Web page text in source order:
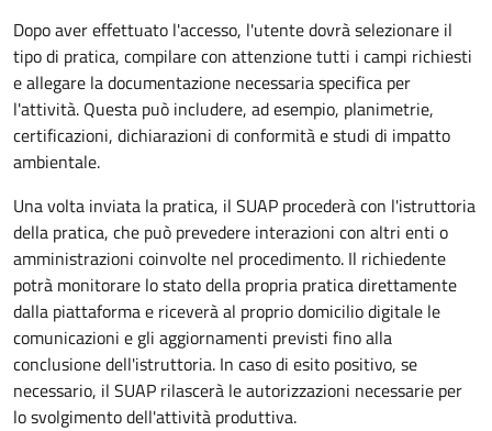
Dopo aver effettuato l'accesso, l'utente dovrà selezionare il
tipo di pratica, compilare con attenzione tutti i campi richiesti
e allegare la documentazione necessaria specifica per
l'attività. Questa può includere, ad esempio, planimetrie,
certificazioni, dichiarazioni di conformità e studi di impatto
ambientale.
Una volta inviata la pratica, il SUAP procederà con l'istruttoria
della pratica, che può prevedere interazioni con altri enti o
amministrazioni coinvolte nel procedimento. Il richiedente
potrà monitorare lo stato della propria pratica direttamente
dalla piattaforma e riceverà al proprio domicilio digitale le
comunicazioni e gli aggiornamenti previsti fino alla
conclusione dell'istruttoria. In caso di esito positivo, se
necessario, il SUAP rilascerà le autorizzazioni necessarie per
lo svolgimento dell'attività produttiva.